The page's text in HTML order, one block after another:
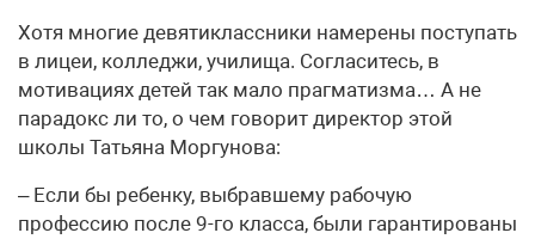
Хотя многие девятиклассники намерены поступать
в лицеи, колледжи, училища. Согласитесь, в
мотивациях детей так мало прагматизма… А не
парадокс ли то, о чем говорит директор этой
школы Татьяна Моргунова:
– Если бы ребенку, выбравшему рабочую
профессию после 9-го класса, были гарантированы